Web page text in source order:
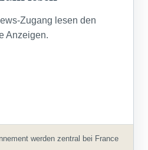
Zugang lesen den
Anzeigen.
werden zentral bei France